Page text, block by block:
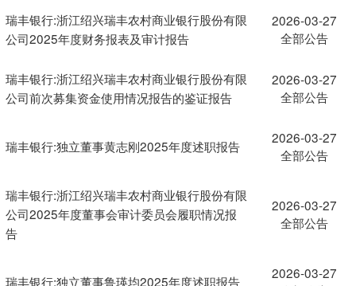
瑞丰银行:浙江绍兴瑞丰农村商业银行股份有限
公司2025年度财务报表及审计报告
2026-03-27
全部公告
瑞丰银行:浙江绍兴瑞丰农村商业银行股份有限
公司前次募集资金使用情况报告的鉴证报告
2026-03-27
全部公告
瑞丰银行:独立董事黄志刚2025年度述职报告
2026-03-27
全部公告
瑞丰银行:浙江绍兴瑞丰农村商业银行股份有限
公司2025年度董事会审计委员会履职情况报
告
2026-03-27
全部公告
瑞丰银行:独立董事鲁瑛均2025年度述职报告
2026-03-27